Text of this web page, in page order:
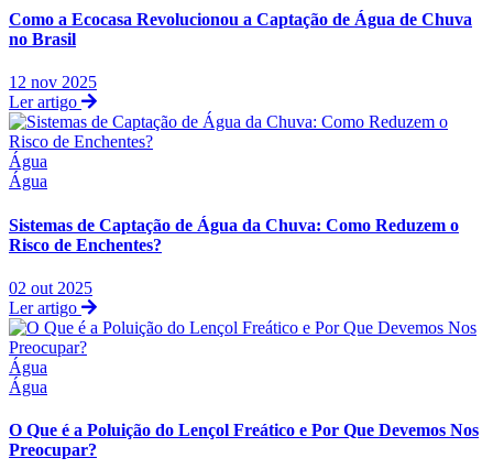
Como a Ecocasa Revolucionou a Captação de Água de Chuva
no Brasil
12 nov 2025
Ler artigo
Água
Água
Sistemas de Captação de Água da Chuva: Como Reduzem o
Risco de Enchentes?
02 out 2025
Ler artigo
Água
Água
O Que é a Poluição do Lençol Freático e Por Que Devemos Nos
Preocupar?